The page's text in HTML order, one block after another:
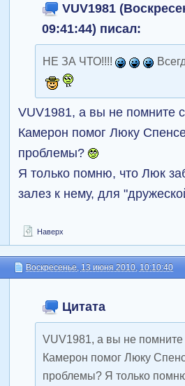
VUV1981
09:41:44) писал:
НЕ ЗА ЧТО!!!!
VUV1981, а вы не помните
Камерон помог Люку
проблемы?
Я только помню, что Люк
залез к нему, для
Наверх
Воскресенье, 13 июня 2010, 10:10:40
Цитата
VUV1981, а вы не помните
Камерон помог Люку
проблемы? Я только